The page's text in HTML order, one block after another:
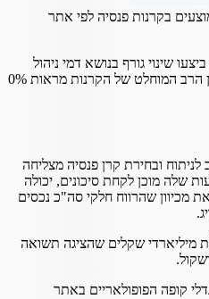
בקרנות פנסיה לפי אתר
שינוי גורף בנושא דמי ניהול
והוא עדיין לא משתקף בנתונים ולכן הרב המוחלט של הקרנות מראות 0%
ובחירת קרן פנסיה מצליחה
שלה מוכן לקחת סיכונים, יכולה
מכיוון שהרווח חלקי סה"כ נכסים
מיליארדי שקלים שהציגה תשואה